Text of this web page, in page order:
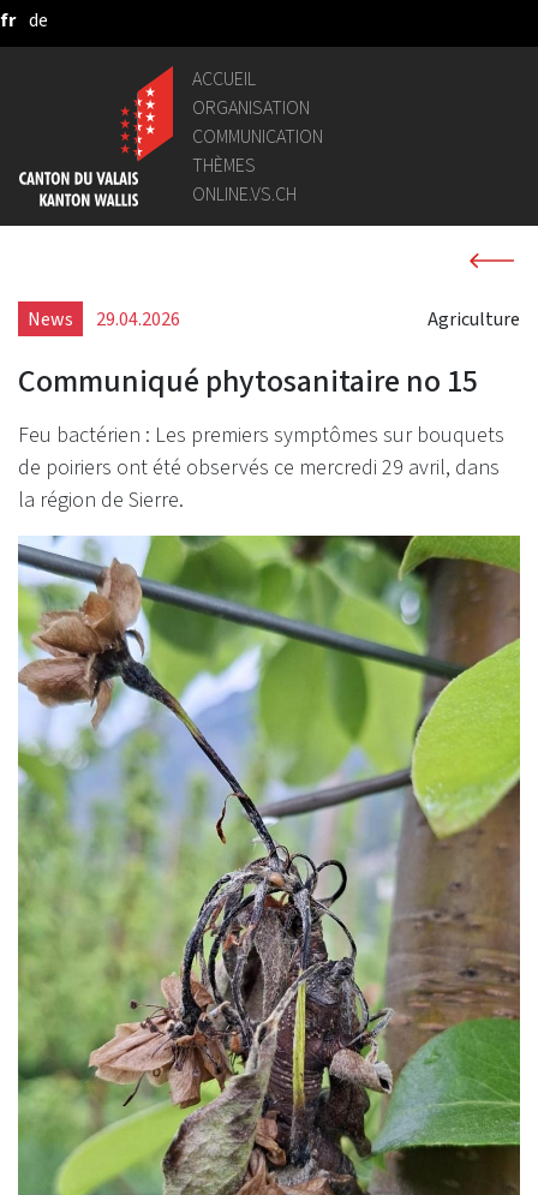
Saut au contenu principal
fr de
ACCUEIL
ORGANISATION
COMMUNICATION
THÈMES
ONLINE.VS.CH
News 29.04.2026 Agriculture
Communiqué phytosanitaire no 15
Feu bactérien : Les premiers symptômes sur bouquets
de poiriers ont été observés ce mercredi 29 avril, dans
la région de Sierre.